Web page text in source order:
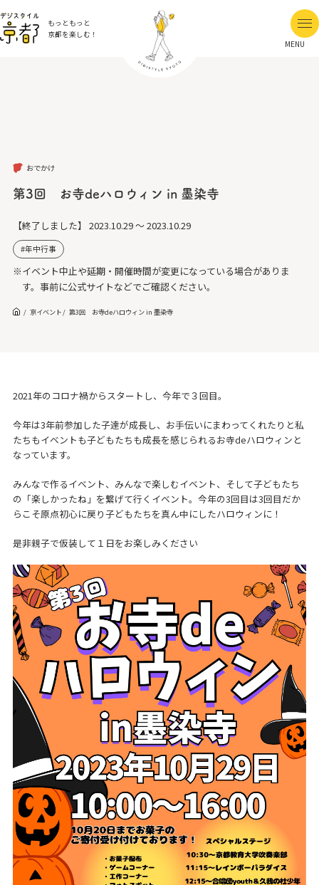
もっともっと
京都を楽しむ！
MENU
おでかけ
第3回 お寺deハロウィン in 墨染寺
【終了しました】 2023.10.29 ～ 2023.10.29
年中行事
※イベント中止や延期・開催時間が変更になっている場合がありま
す。事前に公式サイトなどでご確認ください。
京イベント 第3回 お寺deハロウィン in 墨染寺
2021年のコロナ禍からスタートし、今年で３回目。
今年は3年前参加した子達が成長し、お手伝いにまわってくれたりと私
たちもイベントも子どもたちも成長を感じられるお寺deハロウィンと
なっています。
みんなで作るイベント、みんなで楽しむイベント、そして子どもたち
の「楽しかったね」を繋げて行くイベント。今年の3回目は3回目だか
らこそ原点初心に戻り子どもたちを真ん中にしたハロウィンに！
是非親子で仮装して１日をお楽しみください